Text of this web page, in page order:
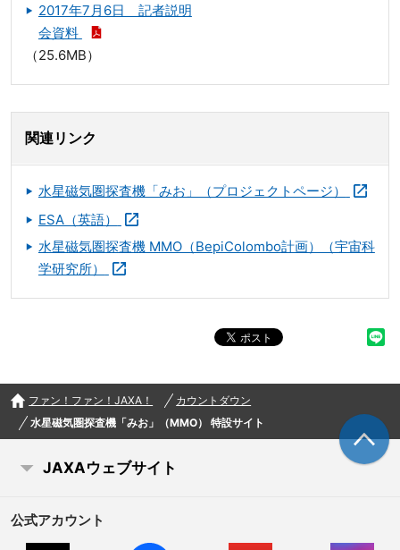
2017年7月6日 記者説明
会資料
（25.6MB）
関連リンク
水星磁気圏探査機「みお」（プロジェクトページ）
ESA（英語）
水星磁気圏探査機 MMO（BepiColombo計画）（宇宙科
学研究所）
ファン！ファン！JAXA！
カウントダウン
水星磁気圏探査機「みお」（MMO） 特設サイト
JAXAウェブサイト
公式アカウント